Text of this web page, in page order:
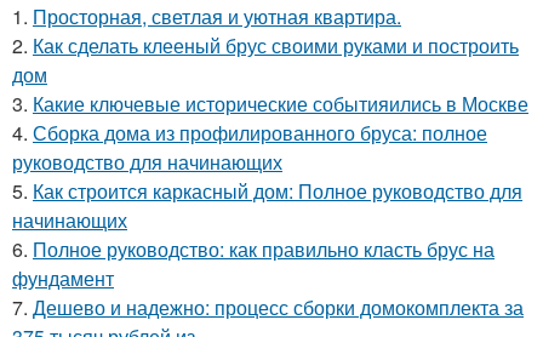
1. Просторная, светлая и уютная квартира.
2. Как сделать клееный брус своими руками и построить
дом
3. Какие ключевые исторические событияились в Москве
4. Сборка дома из профилированного бруса: полное
руководство для начинающих
5. Как строится каркасный дом: Полное руководство для
начинающих
6. Полное руководство: как правильно класть брус на
фундамент
7. Дешево и надежно: процесс сборки домокомплекта за